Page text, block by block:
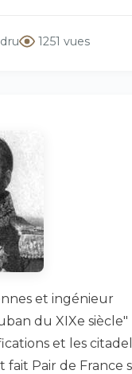
1251 vues
et ingénieur
du XIXe siècle"
et les
Pair de France